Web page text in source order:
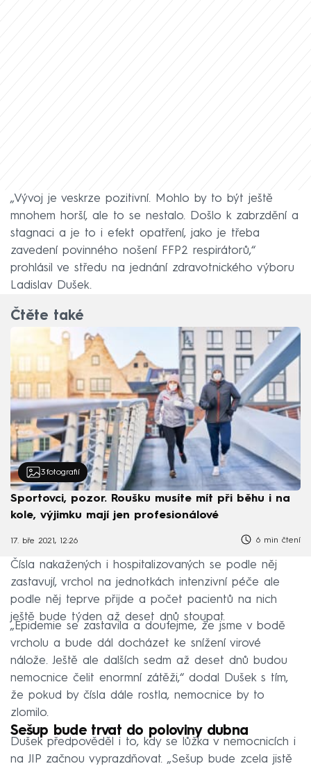
„Vývoj je veskrze pozitivní. Mohlo by to být ještě
mnohem horší, ale to se nestalo. Došlo k zabrzdění a
stagnaci a je to i efekt opatření, jako je třeba
zavedení povinného nošení FFP2 respirátorů,“
prohlásil ve středu na jednání zdravotnického výboru
Ladislav Dušek.
Čtěte také
3 fotografií
Sportovci, pozor. Roušku musíte mít při běhu i na
kole, výjimku mají jen profesionálové
17. bře 2021, 12:26 6 min čtení
Čísla nakažených i hospitalizovaných se podle něj
zastavují, vrchol na jednotkách intenzivní péče ale
podle něj teprve přijde a počet pacientů na nich
ještě bude týden až deset dnů stoupat.
„Epidemie se zastavila a doufejme, že jsme v bodě
vrcholu a bude dál docházet ke snížení virové
nálože. Ještě ale dalších sedm až deset dnů budou
nemocnice čelit enormní zátěži,“ dodal Dušek s tím,
že pokud by čísla dále rostla, nemocnice by to
zlomilo.
Sešup bude trvat do poloviny dubna
Dušek předpověděl i to, kdy se lůžka v nemocnicích i
na JIP začnou vyprazdňovat. „Sešup bude zcela jistě